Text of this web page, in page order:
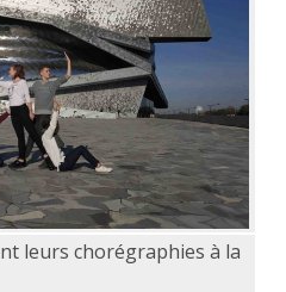
leurs chorégraphies à la